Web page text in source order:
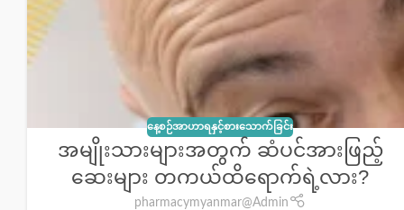
နေ့စဉ်အာဟာရနှင့်စားသောက်ခြင်း
အမျိုးသားများအတွက် ဆံပင်အားဖြည့်
ဆေးများ တကယ်ထိရောက်ရဲ့လား?
pharmacymyanmar@Admin